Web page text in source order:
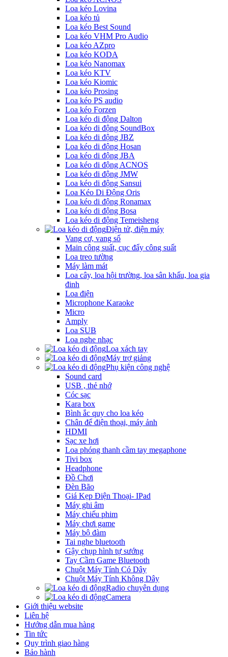
Loa kéo Lovina
Loa kéo tủ
Loa kéo Best Sound
Loa kéo VHM Pro Audio
Loa kéo AZpro
Loa kéo KODA
Loa kéo Nanomax
Loa kéo KTV
Loa kéo Kiomic
Loa kéo Prosing
Loa kéo PS audio
Loa kéo Forzen
Loa kéo di động Dalton
Loa kéo di động SoundBox
Loa kéo di động JBZ
Loa kéo di động Hosan
Loa kéo di động JBA
Loa kéo di động ACNOS
Loa kéo di động JMW
Loa kéo di động Sansui
Loa Kéo Di Động Oris
Loa kéo di động Ronamax
Loa kéo di động Bosa
Loa kéo di động Temeisheng
Điện tử, điện máy
Vang cơ, vang số
Main công suất, cục đẩy công suất
Loa treo tường
Máy làm mát
Loa cây, loa hội trường, loa sân khấu, loa gia
đinh
Loa điện
Microphone Karaoke
Micro
Amply
Loa SUB
Loa nghe nhạc
Loa xách tay
Máy trợ giảng
Phụ kiện công nghệ
Sound card
USB , thẻ nhớ
Cóc sạc
Kara box
Bình ắc quy cho loa kéo
Chân để điện thoại, máy ảnh
HDMI
Sạc xe hơi
Loa phóng thanh cầm tay megaphone
Tivi box
Headphone
Đồ Chơi
Đèn Bão
Giá Kẹp Điện Thoại- IPad
Máy ghi âm
Máy chiếu phim
Máy chơi game
Máy bộ đàm
Tai nghe bluetooth
Gậy chụp hình tự sướng
Tay Cầm Game Bluetooth
Chuột Máy Tính Có Dây
Chuột Máy Tính Không Dây
Radio chuyên dụng
Camera
Giới thiệu website
Liên hệ
Hướng dẫn mua hàng
Tin tức
Quy trình giao hàng
Bảo hành